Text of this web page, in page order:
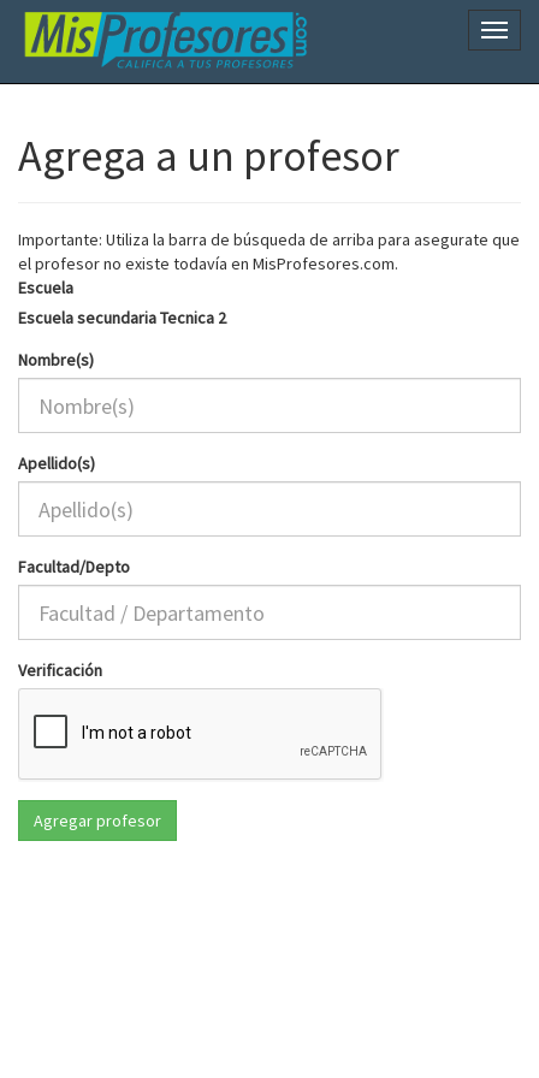
Agrega a un profesor
Importante: Utiliza la barra de búsqueda de arriba para asegurate que
el profesor no existe todavía en MisProfesores.com.
Escuela
Escuela secundaria Tecnica 2
Nombre(s)
Apellido(s)
Facultad/Depto
Verificación